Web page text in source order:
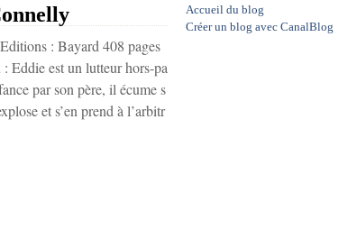
: Bayard 408 pages
Eddie est un lutteur hors-pa
par son père, il écume s
et s’en prend à l’arbitr
Accueil du blog
Créer un blog avec CanalBlog